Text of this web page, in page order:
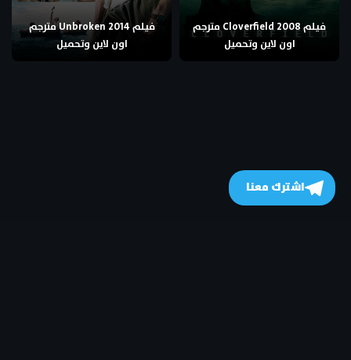
فيلم Cloverfield 2008 مترجم
اون لاين وتحميل
فيلم Unbroken 2014 مترجم
اون لاين وتحميل
اشترك معنا